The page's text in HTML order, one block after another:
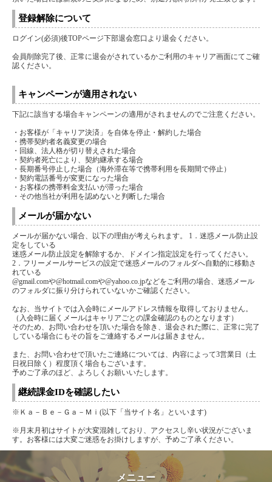
登録解除について
ログイン(必須)後TOPページ下部退会窓口より退会ください。
会員削除完了後、正常に退会がされているかご利用のキャリア画面にてご確
認ください。
キャンペーンが適用されない
下記に該当する場合キャンペーンの適用がされませんのでご注意ください。
・お客様が「キャリア決済」を自体を停止・解約した場合
・携帯契約者名義変更の場合
・回線、法人格が切り替えされた場合
・契約者死亡により、契約継承する場合
・長期番号停止した場合（海外滞在等で携帯利用を長期間で停止）
・契約電話番号が変更になった場合
・お客様の携帯料金支払いが滞った場合
・その他当社が利用を認めないと判断した場合
メールが届かない
メールが届かない場合、以下の理由が考えられます。 1．迷惑メール防止設
定をしている
迷惑メール防止設定を解除するか、ドメイン指定設定を行ってください。
2．フリーメールサービスの設定で迷惑メールのフォルダへ自動的に移動さ
れている
@gmail.comや@hotmail.comや@yahoo.co.jpなどをご利用の場合、迷惑メール
のフォルダに振り分けられていないかご確認ください。
なお、当サイトでは入会時にメールアドレス情報を取得しておりません。
（入会時に届くメールはキャリアごとの課金確認のものとなります）
そのため、お問い合わせを頂いた場合を除き、退会された際に、正常に完了
している場合にもその旨をご連絡するメールは届きません。
また、お問い合わせで頂いたご連絡については、内容によって3営業日（土
日祝日除く）程度頂く場合もございます。
予めご了承のほど、よろしくお願いいたします。
継続課金IDを確認したい
※Ｋａ－Ｂｅ－Ｇａ－Ｍｉ(以下「当サイト名」といいます)
※月末月初はサイトが大変混雑しており、アクセスし辛い状況がございま
す。お客様には大変ご迷惑をお掛けしますが、予めご了承ください。
メニュー